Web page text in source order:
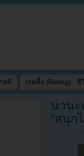
หลี เรตติ้ง (Rating) : ซี
นานะ
“สนุก